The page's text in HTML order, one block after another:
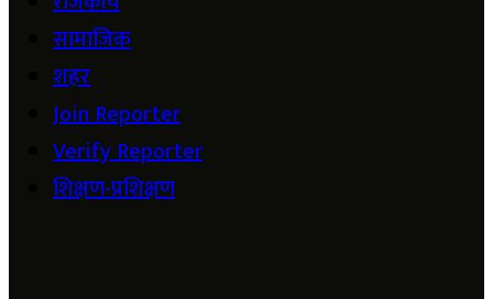
सामाजिक
शहर
Join Reporter
Verify Reporter
शिक्षण-प्रशिक्षण